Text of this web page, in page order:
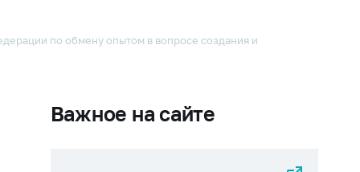
по обмену опытом в вопросе создания и
Важное на сайте